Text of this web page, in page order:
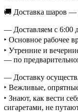
🚚 Доставка шаров —
— Доставляем с 6:00
‣ Основное рабочее
‣ Утренние и
— по
— Доставку
‣ Вежливые,
‣ Знают, как вести
сигаретами, не